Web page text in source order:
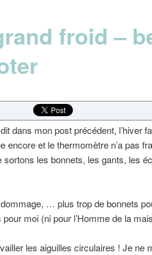
froid –
dans mon post précédent, l’hiver
encore et le thermomètre n’a pas
sortons les bonnets, les gants, les
… plus trop de bonnets
moi (ni pour l’Homme de la
les aiguilles circulaires ! Je ne